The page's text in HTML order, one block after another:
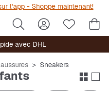
l’app - Shoppe maintenant!
avec DHL
Sneakers